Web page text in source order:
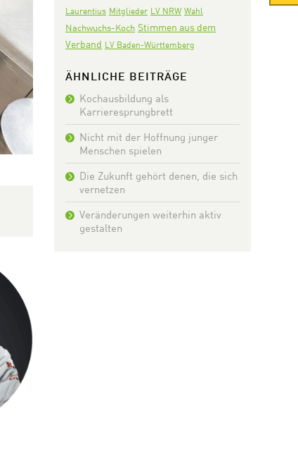
Laurentius Mitglieder LV NRW Wahl
Nachwuchs-Koch Stimmen aus dem
Verband LV Baden-Württemberg
ÄHNLICHE BEITRÄGE
Kochausbildung als
Karrieresprungbrett
Nicht mit der Hoffnung junger
Menschen spielen
Die Zukunft gehört denen, die sich
vernetzen
Veränderungen weiterhin aktiv
gestalten